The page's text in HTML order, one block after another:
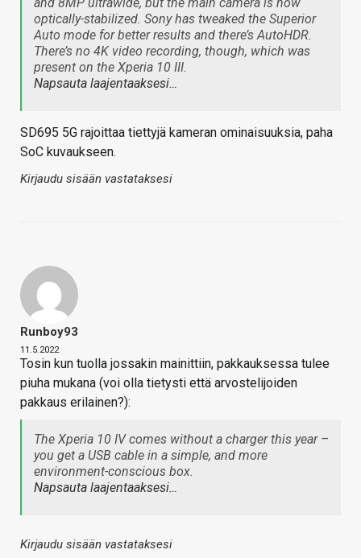
optically-stabilized. Sony has tweaked the Superior
Auto mode for better results and there’s AutoHDR.
There’s no 4K video recording, though, which was
present on the Xperia 10 III.
Napsauta laajentaaksesi…
SD695 5G rajoittaa tiettyjä kameran ominaisuuksia, paha
SoC kuvaukseen.
Kirjaudu sisään vastataksesi
Runboy93
11.5.2022
Tosin kun tuolla jossakin mainittiin, pakkauksessa tulee
piuha mukana (voi olla tietysti että arvostelijoiden
pakkaus erilainen?):
The Xperia 10 IV comes without a charger this year –
you get a USB cable in a simple, and more
environment-conscious box.
Napsauta laajentaaksesi…
Kirjaudu sisään vastataksesi